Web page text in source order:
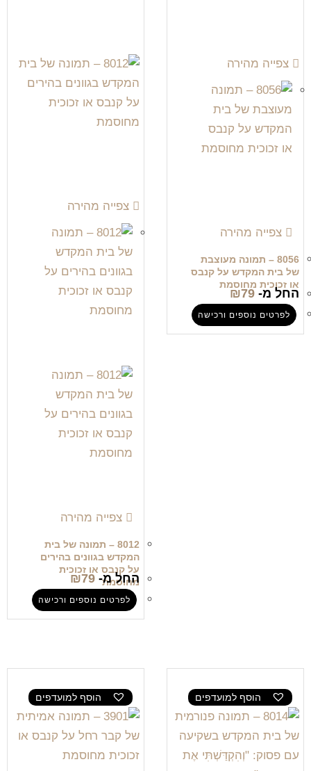
צפייה מהירה
צפייה מהירה
8056 – תמונה מעוצבת
של בית המקדש על קנבס
או זכוכית מחוסמת
החל מ- ₪79
לפרטים נוספים ורכישה
צפייה מהירה
צפייה מהירה
8012 – תמונה של בית
המקדש בגוונים בהירים
על קנבס או זכוכית
מחוסמת
החל מ- ₪79
לפרטים נוספים ורכישה
הוסף למועדפים הוסף למועדפים